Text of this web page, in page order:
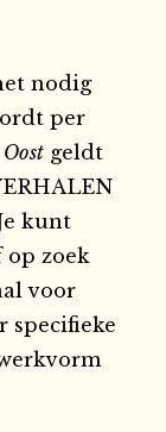
nodig
per
geldt
kunt
op zoek
voor
specifieke